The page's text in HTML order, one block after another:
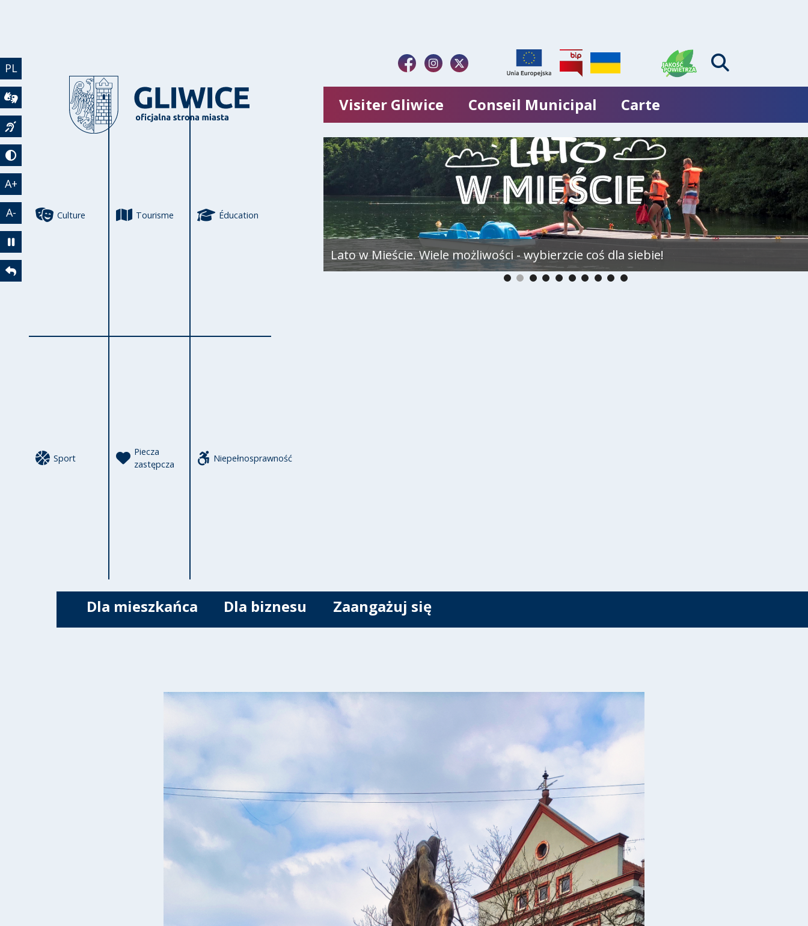
PL
Wideotłumacz
Język migowy
Tryb kontrastowy
A+
A-
Zatrzymaj animację
Powrót
Visiter Gliwice Conseil Municipal Carte
Lato w Mieście. Wiele możliwości - wybierzcie coś dla siebie!
Culture Tourisme Éducation
Sport
Piecza
zastępcza
Niepełnosprawność
Dla mieszkańca Dla biznesu Zaangażuj się